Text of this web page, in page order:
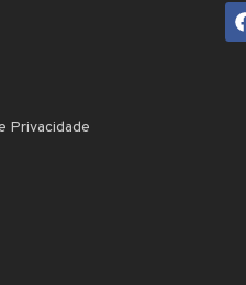
Privacidade